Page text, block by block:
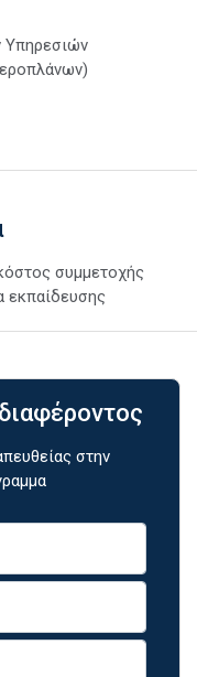
Υπηρεσιών
συμμετοχής
εκπαίδευσης
στην